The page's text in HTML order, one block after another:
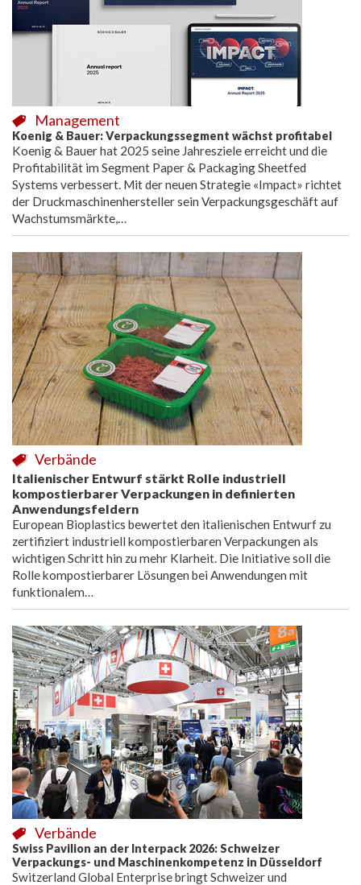
Koenig & Bauer: Verpackungssegment wächst profitabel
Management
Koenig & Bauer hat 2025 seine Jahresziele erreicht und die
Profitabilität im Segment Paper & Packaging Sheetfed
Systems verbessert. Mit der neuen Strategie «Impact» richtet
der Druckmaschinenhersteller sein Verpackungsgeschäft auf
Wachstumsmärkte,…
Italienischer Entwurf stärkt Rolle industriell
kompostierbarer Verpackungen in definierten
Anwendungsfeldern
Verbände
European Bioplastics bewertet den italienischen Entwurf zu
zertifiziert industriell kompostierbaren Verpackungen als
wichtigen Schritt hin zu mehr Klarheit. Die Initiative soll die
Rolle kompostierbarer Lösungen bei Anwendungen mit
funktionalem…
Swiss Pavilion an der Interpack 2026: Schweizer
Verpackungs- und Maschinenkompetenz in Düsseldorf
Verbände
Switzerland Global Enterprise bringt Schweizer und